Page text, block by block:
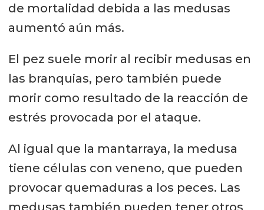
de mortalidad debida a las medusas
aumentó aún más.
El pez suele morir al recibir medusas en
las branquias, pero también puede
morir como resultado de la reacción de
estrés provocada por el ataque.
Al igual que la mantarraya, la medusa
tiene células con veneno, que pueden
provocar quemaduras a los peces. Las
medusas también pueden tener otros